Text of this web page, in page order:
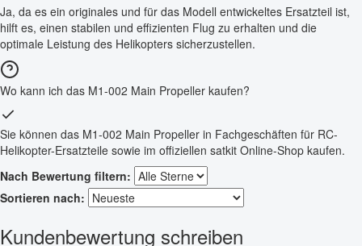
Ja, da es ein originales und für das Modell entwickeltes Ersatzteil ist,
hilft es, einen stabilen und effizienten Flug zu erhalten und die
optimale Leistung des Helikopters sicherzustellen.
Wo kann ich das M1-002 Main Propeller kaufen?
Sie können das M1-002 Main Propeller in Fachgeschäften für RC-
Helikopter-Ersatzteile sowie im offiziellen satkit Online-Shop kaufen.
Nach Bewertung filtern:
Sortieren nach:
Kundenbewertung schreiben